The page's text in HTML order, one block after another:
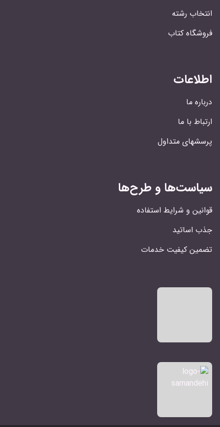
انتخاب رشته
فروشگاه کتاب
اطلاعات
درباره ما
ارتباط با ما
پرسشهای متداول
سیاست‌ها و طرح‌ها
قوانین و شرایط استفاده
جذب اساتید
تضمین کیفیت خدمات